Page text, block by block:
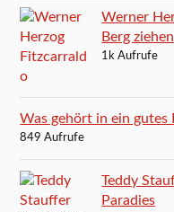
Werner
Berg ziehen
1k Aufrufe
Was gehört in ein gutes
849 Aufrufe
Teddy
Paradies